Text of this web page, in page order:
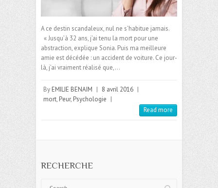
A ce destin scandaleux, nul ne s’habitue jamais.
« Jusqu’à 32 ans, j’ai tenu la mort pour une
abstraction, explique Sonia. Puis ma meilleure
amie est décédée : un accident de voiture. Ce jour-
là, j’ai vraiment réalisé que,…
By EMILIE BENAIM | 8 avril 2016 |
mort, Peur, Psychologie |
Read more
RECHERCHE